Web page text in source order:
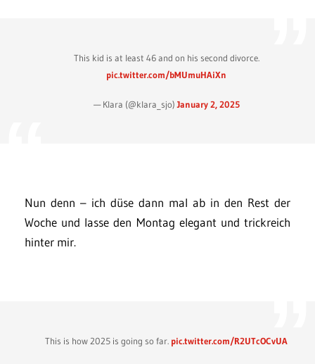
This kid is at least 46 and on his second divorce.
pic.twitter.com/bMUmuHAiXn
— Klara (@klara_sjo)January 2, 2025
Nun denn – ich düse dann mal ab in den Rest der
Woche und lasse den Montag elegant und trickreich
hinter mir.
This is how 2025 is going so far. pic.twitter.com/R2UTcOCvUA